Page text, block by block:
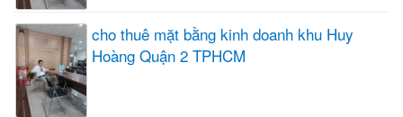
cho thuê mặt bằng kinh doanh khu Huy
Hoàng Quận 2 TPHCM